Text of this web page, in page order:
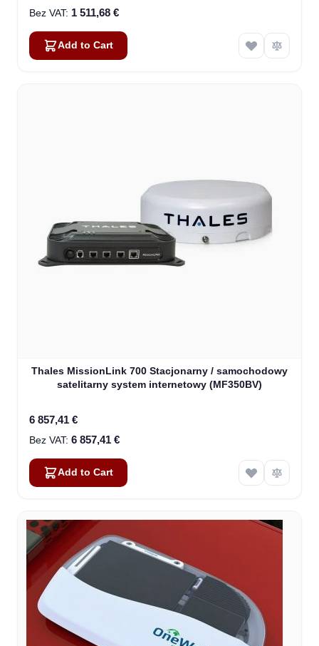
1 511,68 €
Add to Cart
Thales MissionLink 700 Stacjonarny / samochodowy
satelitarny system internetowy (MF350BV)
6 857,41 €
6 857,41 €
Add to Cart